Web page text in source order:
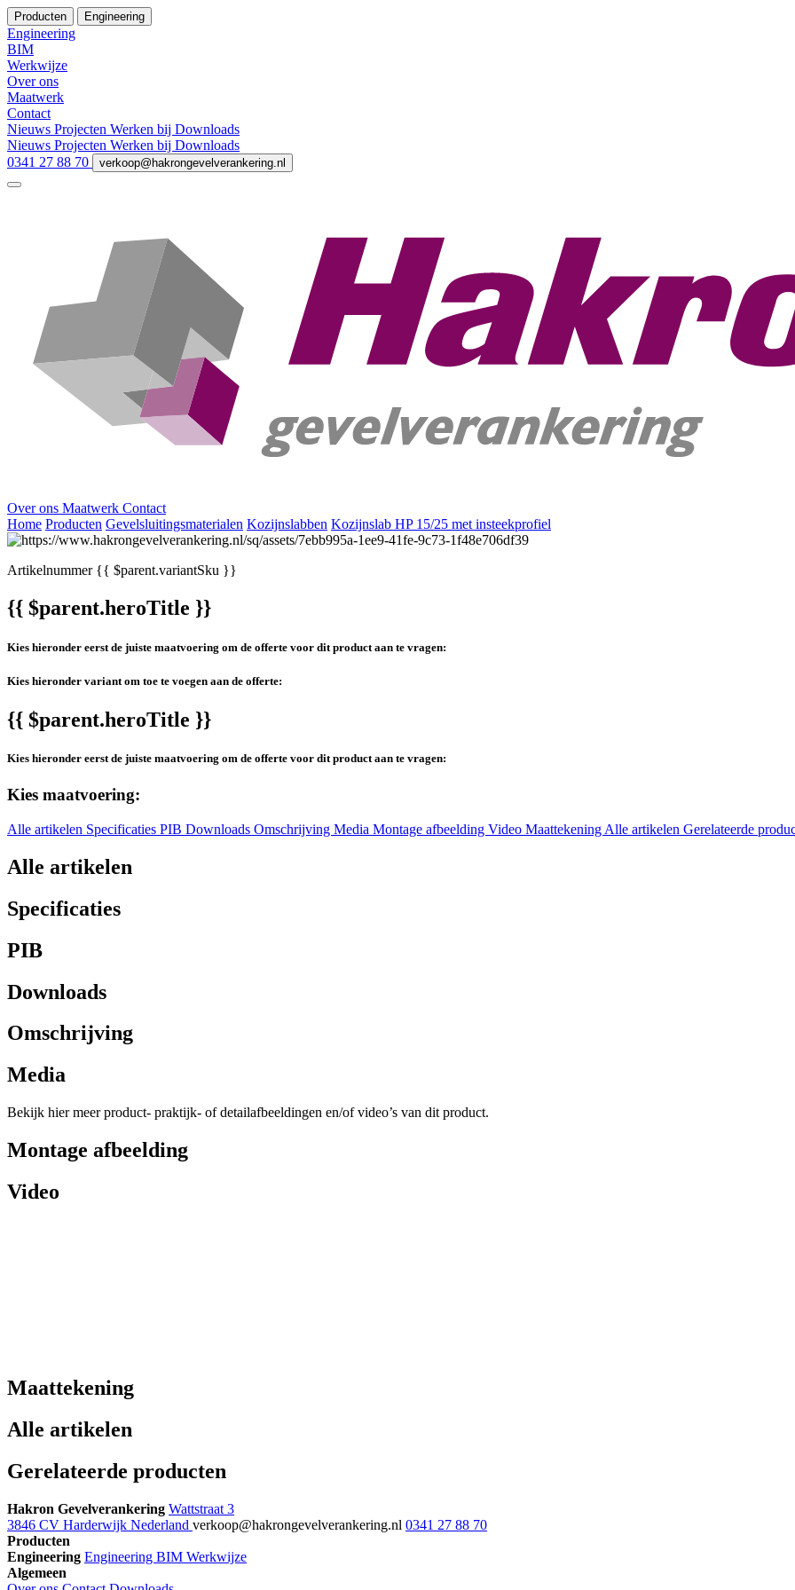
Producten Engineering
Engineering
BIM
Werkwijze
Over ons
Maatwerk
Contact
Nieuws Projecten Werken bij Downloads
Nieuws Projecten Werken bij Downloads
0341 27 88 70
verkoop@hakrongevelverankering.nl
Over ons Maatwerk Contact
Home Producten Gevelsluitingsmaterialen Kozijnslabben Kozijnslab HP 15/25 met insteekprofiel
Artikelnummer{{ $parent.variantSku }}
{{ $parent.heroTitle }}
Kies hieronder eerst de juiste maatvoering om de offerte voor dit product aan te vragen:
Kies hieronder variant om toe te voegen aan de offerte:
{{ $parent.heroTitle }}
Kies hieronder eerst de juiste maatvoering om de offerte voor dit product aan te vragen:
Kies maatvoering:
Alle artikelen Specificaties PIB Downloads Omschrijving Media Montage afbeelding Video Maattekening Alle artikelen Gerelateerde
Alle artikelen
Specificaties
PIB
Downloads
Omschrijving
Media
Bekijk hier meer product- praktijk- of detailafbeeldingen en/of video’s van dit product.
Montage afbeelding
Video
Maattekening
Alle artikelen
Gerelateerde producten
Hakron Gevelverankering Wattstraat 3
3846 CV Harderwijk Nederland verkoop@hakrongevelverankering.nl 0341 27 88 70
Producten
Engineering Engineering BIM Werkwijze
Algemeen